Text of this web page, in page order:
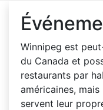
Winnipeg est
du Canada et
restaurants par
américaines,
servent leur